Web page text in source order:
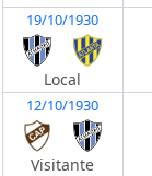
19/10/1930
Local
12/10/1930
Visitante